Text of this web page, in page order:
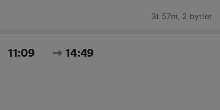
3t 57m, 2 bytter
11:09 14:49